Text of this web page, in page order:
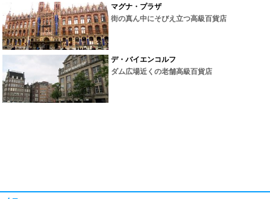
マグナ・プラザ
街の真ん中にそびえ立つ高級百貨店
デ・バイエンコルフ
ダム広場近くの老舗高級百貨店